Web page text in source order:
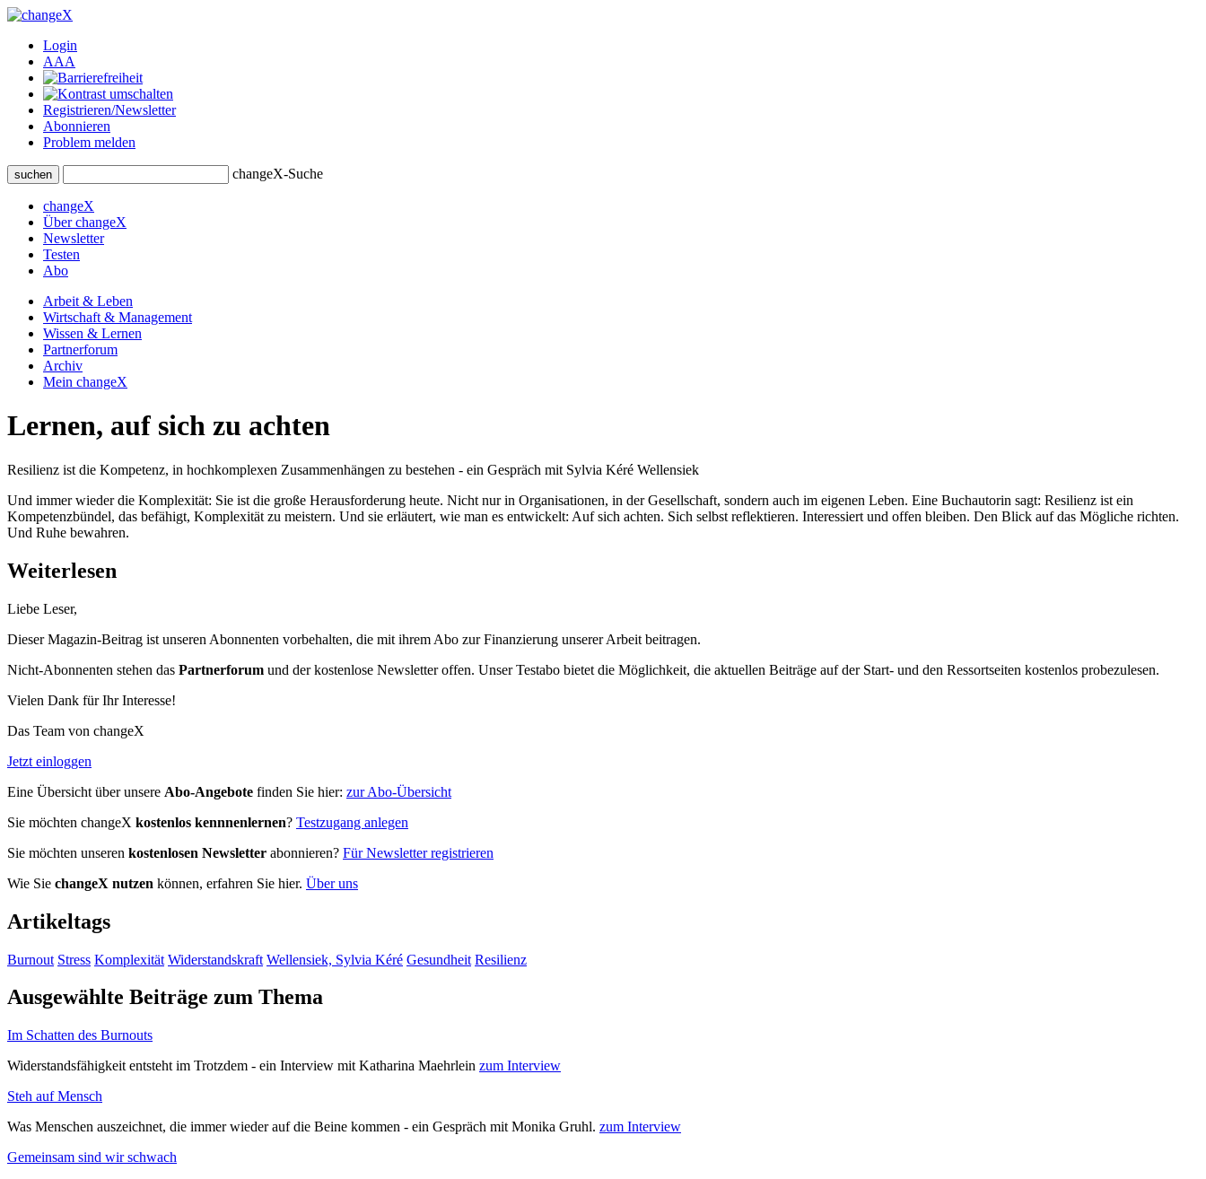
Login
AAA
Registrieren/Newsletter
Abonnieren
Problem melden
suchen changeX-Suche
changeX
Über changeX
Newsletter
Testen
Abo
Arbeit & Leben
Wirtschaft & Management
Wissen & Lernen
Partnerforum
Archiv
Mein changeX
Lernen, auf sich zu achten
Resilienz ist die Kompetenz, in hochkomplexen Zusammenhängen zu bestehen - ein Gespräch mit Sylvia Kéré Wellensiek
Und immer wieder die Komplexität: Sie ist die große Herausforderung heute. Nicht nur in Organisationen, in der Gesellschaft, sondern auch im eigenen Leben. Eine Buchautorin sagt: Resilienz ist ein
Kompetenzbündel, das befähigt, Komplexität zu meistern. Und sie erläutert, wie man es entwickelt: Auf sich achten. Sich selbst reflektieren. Interessiert und offen bleiben. Den Blick auf das Mögliche richten.
Und Ruhe bewahren.
Weiterlesen
Liebe Leser,
Dieser Magazin-Beitrag ist unseren Abonnenten vorbehalten, die mit ihrem Abo zur Finanzierung unserer Arbeit beitragen.
Nicht-Abonnenten stehen das Partnerforum und der kostenlose Newsletter offen. Unser Testabo bietet die Möglichkeit, die aktuellen Beiträge auf der Start- und den Ressortseiten kostenlos probezulesen.
Vielen Dank für Ihr Interesse!
Das Team von changeX
Jetzt einloggen
Eine Übersicht über unsere Abo-Angebote finden Sie hier: zur Abo-Übersicht
Sie möchten changeX kostenlos kennnenlernen? Testzugang anlegen
Sie möchten unseren kostenlosen Newsletter abonnieren? Für Newsletter registrieren
Wie Sie changeX nutzen können, erfahren Sie hier. Über uns
Artikeltags
Burnout Stress Komplexität Widerstandskraft Wellensiek, Sylvia Kéré Gesundheit Resilienz
Ausgewählte Beiträge zum Thema
Im Schatten des Burnouts
Widerstandsfähigkeit entsteht im Trotzdem - ein Interview mit Katharina Maehrlein zum Interview
Steh auf Mensch
Was Menschen auszeichnet, die immer wieder auf die Beine kommen - ein Gespräch mit Monika Gruhl. zum Interview
Gemeinsam sind wir schwach